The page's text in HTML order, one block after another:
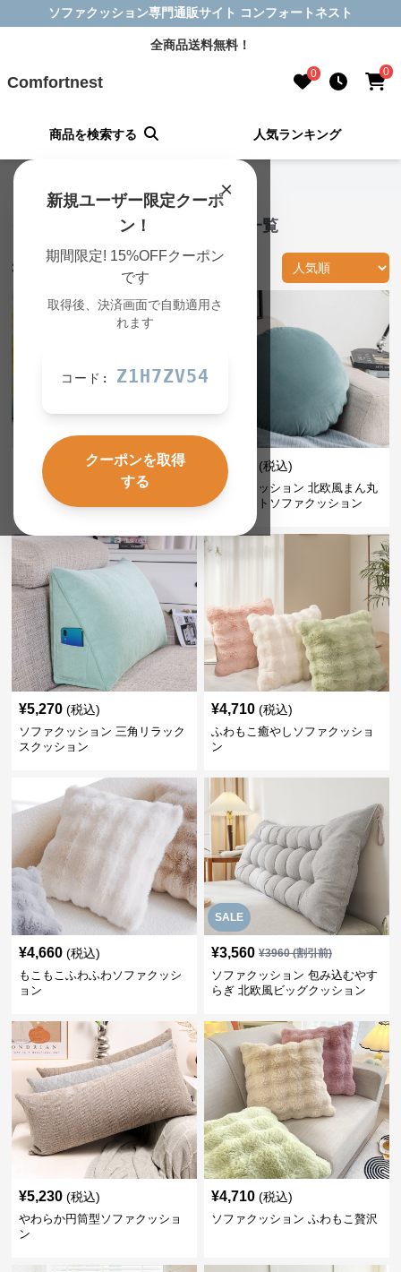
ソファクッション専門通販サイト コンフォートネスト
全商品送料無料！
Comfortnest 0 0
商品を検索する 人気ランキング
×
新規ユーザー限定クーポ
ン！
期間限定! 15%OFFクーポン
です
取得後、決済画面で自動適用さ
れます
コード: Z1H7ZV54
クーポンを取得
する
Comfortnest TOP
グリーン ソファクッション 商品一覧
316 件の商品が見つかりました
4,360 5130 (割引前)
ソファクッション 優雅な三色切
替クッション
4,650 (税込)
ソファクッション 北欧風まん丸
ベルベットソファクッション
¥5,270 (税込)
ソファクッション 三角リラック
スクッション
¥4,710 (税込)
ふわもこ癒やしソファクッショ
ン
¥4,660 (税込)
もこもこふわふわソファクッシ
ョン
SALE
¥3,560 ¥3960(割引前)
ソファクッション 包み込むやす
らぎ 北欧風ビッグクッション
¥5,230 (税込)
やわらか円筒型ソファクッショ
ン
¥4,710 (税込)
ソファクッション ふわもこ贅沢